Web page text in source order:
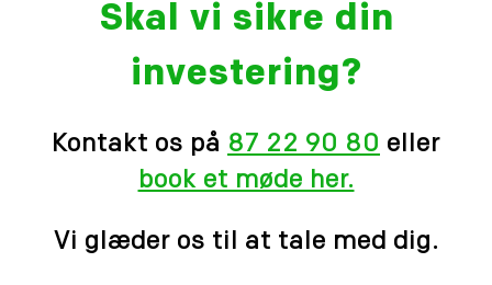
Skal vi sikre din
investering?
Kontakt os på 87 22 90 80 eller
book et møde her.
Vi glæder os til at tale med dig.